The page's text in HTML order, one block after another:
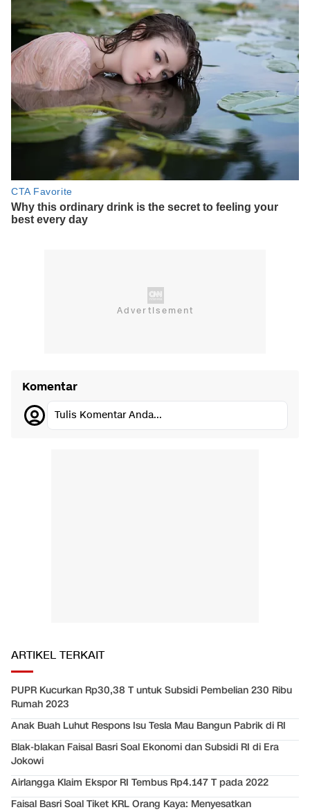
Komentar
Tulis Komentar Anda...
ARTIKEL TERKAIT
PUPR Kucurkan Rp30,38 T untuk Subsidi Pembelian 230 Ribu
Rumah 2023
Anak Buah Luhut Respons Isu Tesla Mau Bangun Pabrik di RI
Blak-blakan Faisal Basri Soal Ekonomi dan Subsidi RI di Era
Jokowi
Airlangga Klaim Ekspor RI Tembus Rp4.147 T pada 2022
Faisal Basri Soal Tiket KRL Orang Kaya: Menyesatkan